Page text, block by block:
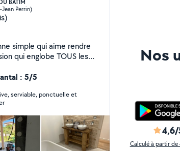
BATIM
Perrin)
simple qui aime rendre
je saurais vous donner
Passionné
avec création de
également la photo
: 5/5
serviable, ponctuelle et
Nos
Calculé à partir de